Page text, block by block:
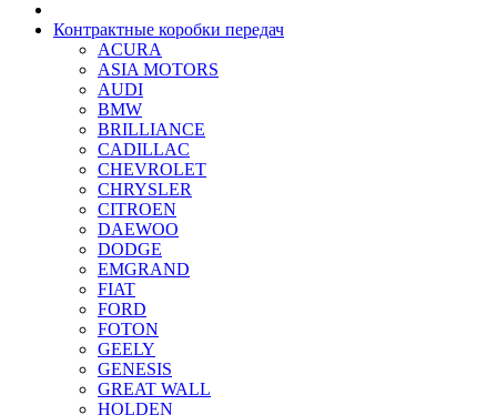
Контрактные коробки передач
ACURA
ASIA MOTORS
AUDI
BMW
BRILLIANCE
CADILLAC
CHEVROLET
CHRYSLER
CITROEN
DAEWOO
DODGE
EMGRAND
FIAT
FORD
FOTON
GEELY
GENESIS
GREAT WALL
HOLDEN